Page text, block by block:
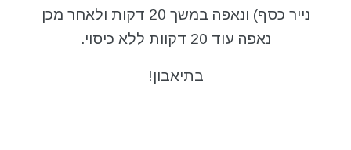
נייר כסף) ונאפה במשך 20 דקות ולאחר מכן
נאפה עוד 20 דקוות ללא כיסוי.
בתיאבון!